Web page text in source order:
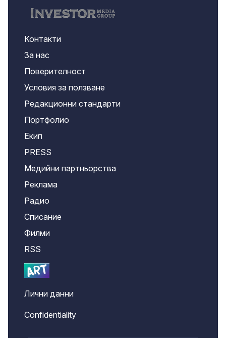
Контакти
За нас
Поверителност
Условия за ползване
Редакционни стандарти
Портфолио
Екип
PRESS
Медийни партньорства
Реклама
Радио
Списание
Филми
RSS
Лични данни
Confidentiality